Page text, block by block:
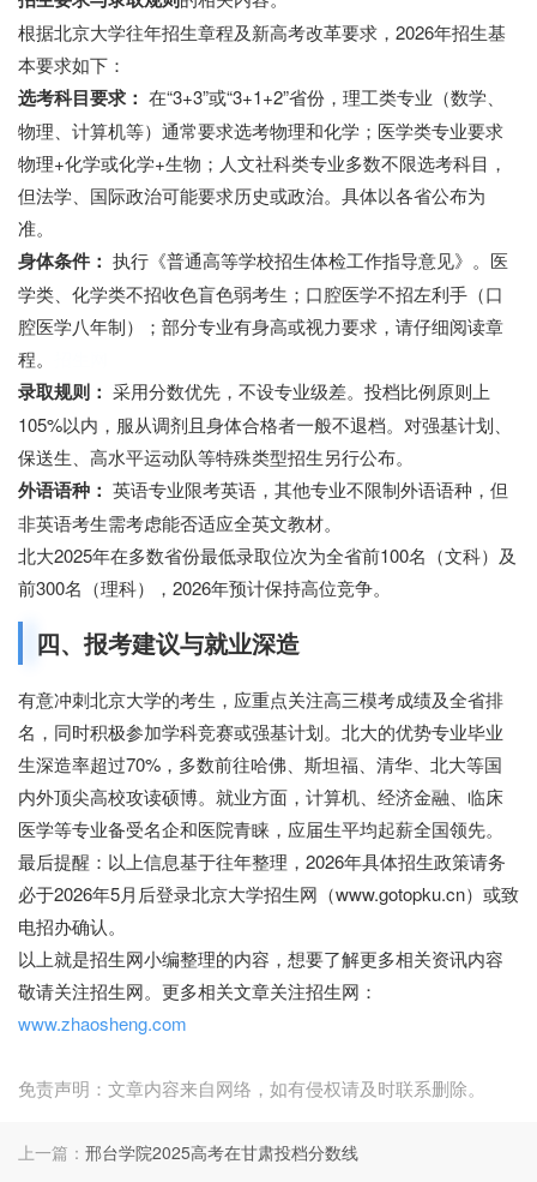
根据北京大学往年招生章程及新高考改革要求，2026年招生基
本要求如下：
选考科目要求： 在“3+3”或“3+1+2”省份，理工类专业（数学、
物理、计算机等）通常要求选考物理和化学；医学类专业要求
物理+化学或化学+生物；人文社科类专业多数不限选考科目，
但法学、国际政治可能要求历史或政治。具体以各省公布为
准。
身体条件： 执行《普通高等学校招生体检工作指导意见》。医
学类、化学类不招收色盲色弱考生；口腔医学不招左利手（口
腔医学八年制）；部分专业有身高或视力要求，请仔细阅读章
程。
录取规则： 采用分数优先，不设专业级差。投档比例原则上
105%以内，服从调剂且身体合格者一般不退档。对强基计划、
保送生、高水平运动队等特殊类型招生另行公布。
外语语种： 英语专业限考英语，其他专业不限制外语语种，但
非英语考生需考虑能否适应全英文教材。
北大2025年在多数省份最低录取位次为全省前100名（文科）及
前300名（理科），2026年预计保持高位竞争。
四、报考建议与就业深造
有意冲刺北京大学的考生，应重点关注高三模考成绩及全省排
名，同时积极参加学科竞赛或强基计划。北大的优势专业毕业
生深造率超过70%，多数前往哈佛、斯坦福、清华、北大等国
内外顶尖高校攻读硕博。就业方面，计算机、经济金融、临床
医学等专业备受名企和医院青睐，应届生平均起薪全国领先。
最后提醒：以上信息基于往年整理，2026年具体招生政策请务
必于2026年5月后登录北京大学招生网（www.gotopku.cn）或致
电招办确认。
以上就是招生网小编整理的内容，想要了解更多相关资讯内容
敬请关注招生网。更多相关文章关注招生网：
www.zhaosheng.com
免责声明：文章内容来自网络，如有侵权请及时联系删除。
上一篇： 邢台学院2025高考在甘肃投档分数线